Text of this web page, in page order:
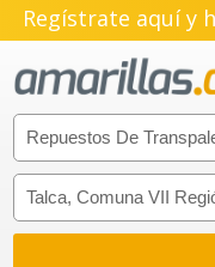
Regístrate aquí y